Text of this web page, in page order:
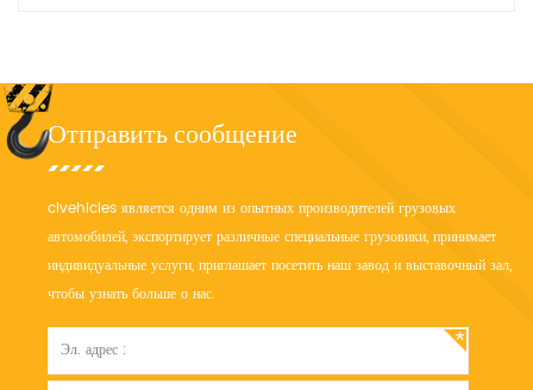
Отправить сообщение
clvehicles является одним из опытных производителей грузовых
автомобилей, экспортирует различные специальные грузовики, принимает
индивидуальные услуги, приглашает посетить наш завод и выставочный зал,
чтобы узнать больше о нас.